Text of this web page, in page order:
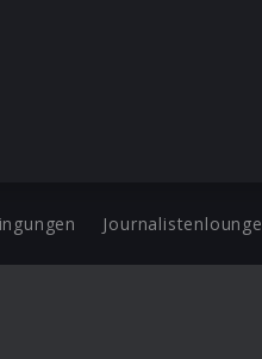
Journalistenlounge